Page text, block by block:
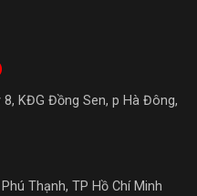
8, KĐG Đồng Sen, p Hà Đông,
Thạnh, TP Hồ Chí Minh